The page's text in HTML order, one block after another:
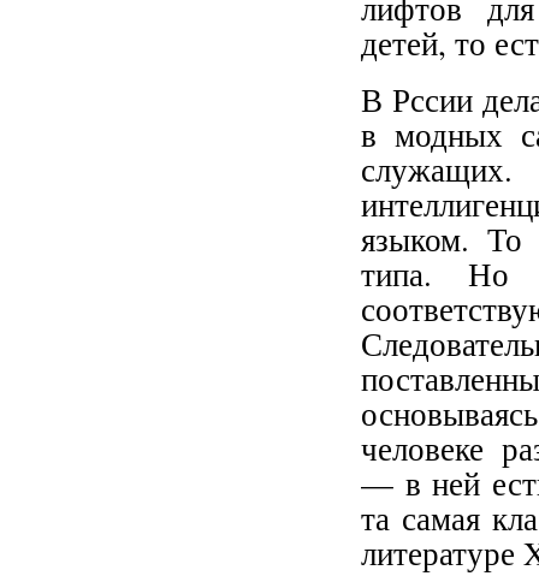
детей, то
В Рссии
в модных
языком. То
типа. Но
человеке
— в ней
та самая
литературе